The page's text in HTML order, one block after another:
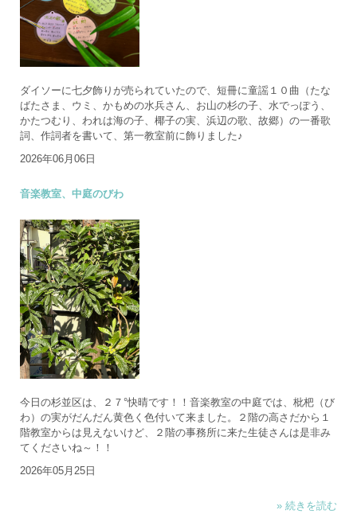
ダイソーに七夕飾りが売られていたので、短冊に童謡１０曲（たな
ばたさま、ウミ、かもめの水兵さん、お山の杉の子、水でっぽう、
かたつむり、われは海の子、椰子の実、浜辺の歌、故郷）の一番歌
詞、作詞者を書いて、第一教室前に飾りました♪
2026年06月06日
音楽教室、中庭のびわ
今日の杉並区は、２７°快晴です！！音楽教室の中庭では、枇杷（び
わ）の実がだんだん黄色く色付いて来ました。２階の高さだから１
階教室からは見えないけど、２階の事務所に来た生徒さんは是非み
てくださいね～！！
2026年05月25日
» 続きを読む